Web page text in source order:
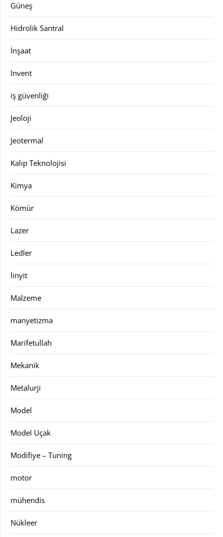
Güneş
Hidrolik Santral
İnşaat
Invent
iş güvenliği
Jeoloji
Jeotermal
Kalıp Teknolojisi
Kimya
Kömür
Lazer
Ledler
linyit
Malzeme
manyetizma
Marifetullah
Mekanik
Metalurji
Model
Model Uçak
Modifiye – Tuning
motor
mühendis
Nükleer